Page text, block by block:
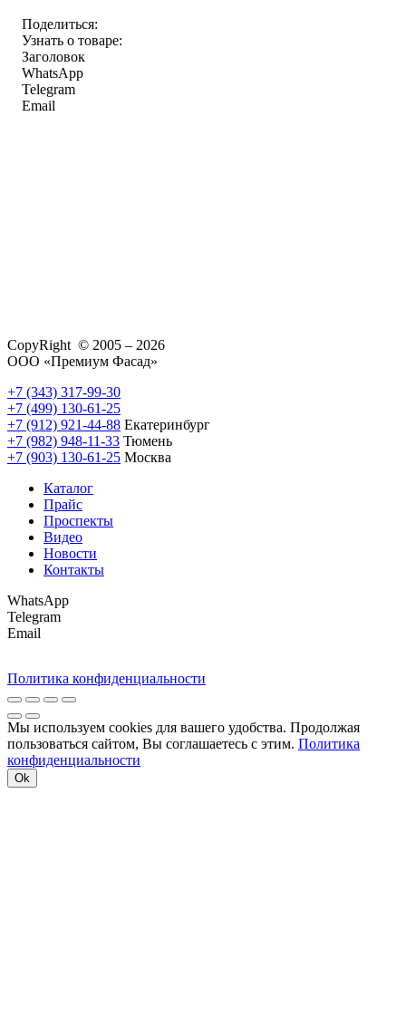
Поделиться:
Узнать о товаре:
Заголовок
WhatsApp
Telegram
Email
CopyRight © 2005 – 2026
ООО «Премиум Фасад»
+7 (343) 317-99-30
+7 (499) 130-61-25
+7 (912) 921-44-88 Екатеринбург
+7 (982) 948-11-33 Тюмень
+7 (903) 130-61-25 Москва
Каталог
Прайс
Проспекты
Видео
Новости
Контакты
WhatsApp
Telegram
Email
Политика конфиденциальности
Мы используем cookies для вашего удобства. Продолжая
пользоваться сайтом, Вы соглашаетесь с этим. Политика
конфиденциальности
Ok